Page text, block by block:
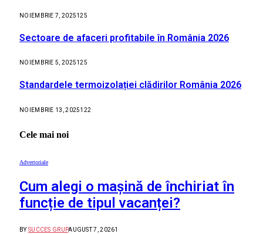
NOIEMBRIE 7, 2025125
Sectoare de afaceri profitabile în România 2026
NOIEMBRIE 5, 2025125
Standardele termoizolației clădirilor România 2026
NOIEMBRIE 13, 2025122
Cele mai noi
Advertoriale
Cum alegi o mașină de închiriat în
funcție de tipul vacanței?
BY SUCCES GRUPAUGUST 7, 20261